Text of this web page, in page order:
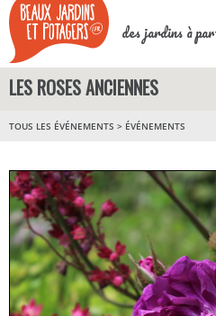
des jardins à
LES ROSES ANCIENNES
TOUS LES ÉVÉNEMENTS > ÉVÉNEMENTS